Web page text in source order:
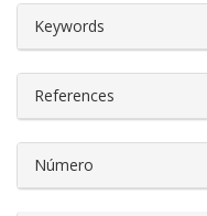
Keywords
References
Número